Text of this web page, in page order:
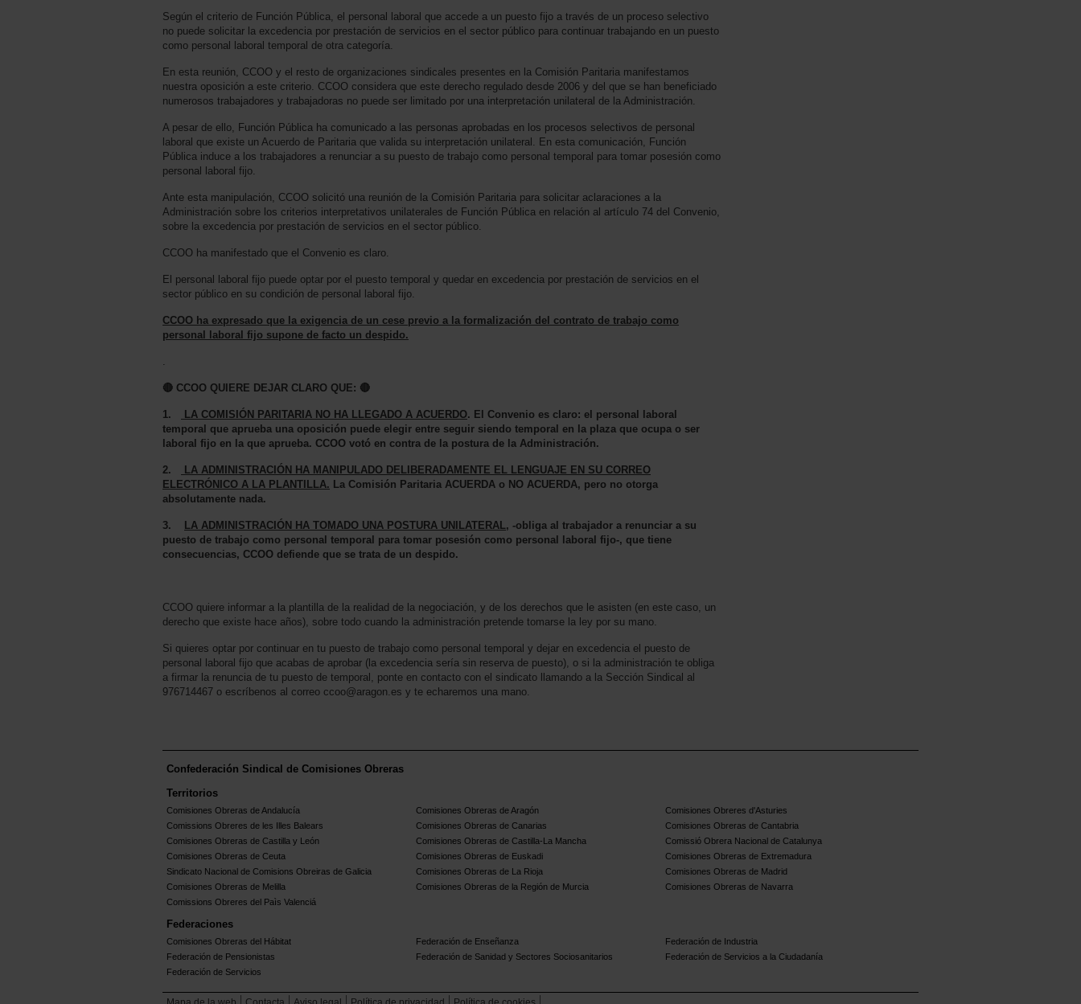
Según el criterio de Función Pública, el personal laboral que accede a un puesto fijo a través de un proceso selectivo
no puede solicitar la excedencia por prestación de servicios en el sector público para continuar trabajando en un puesto
como personal laboral temporal de otra categoría.
En esta reunión, CCOO y el resto de organizaciones sindicales presentes en la Comisión Paritaria manifestamos
nuestra oposición a este criterio. CCOO considera que este derecho regulado desde 2006 y del que se han beneficiado
numerosos trabajadores y trabajadoras no puede ser limitado por una interpretación unilateral de la Administración.
A pesar de ello, Función Pública ha comunicado a las personas aprobadas en los procesos selectivos de personal
laboral que existe un Acuerdo de Paritaria que valida su interpretación unilateral. En esta comunicación, Función
Pública induce a los trabajadores a renunciar a su puesto de trabajo como personal temporal para tomar posesión como
personal laboral fijo.
Ante esta manipulación, CCOO solicitó una reunión de la Comisión Paritaria para solicitar aclaraciones a la
Administración sobre los criterios interpretativos unilaterales de Función Pública en relación al artículo 74 del Convenio,
sobre la excedencia por prestación de servicios en el sector público.
CCOO ha manifestado que el Convenio es claro.
El personal laboral fijo puede optar por el puesto temporal y quedar en excedencia por prestación de servicios en el
sector público en su condición de personal laboral fijo.
CCOO ha expresado que la exigencia de un cese previo a la formalización del contrato de trabajo como
personal laboral fijo supone de facto un despido.
.
🔴 CCOO QUIERE DEJAR CLARO QUE: 🔴
1. LA COMISIÓN PARITARIA NO HA LLEGADO A ACUERDO. El Convenio es claro: el personal laboral
temporal que aprueba una oposición puede elegir entre seguir siendo temporal en la plaza que ocupa o ser
laboral fijo en la que aprueba. CCOO votó en contra de la postura de la Administración.
2.
LA ADMINISTRACIÓN HA MANIPULADO DELIBERADAMENTE EL LENGUAJE EN SU CORREO
ELECTRÓNICO A LA PLANTILLA. La Comisión Paritaria ACUERDA o NO ACUERDA, pero no otorga
absolutamente nada.
3. LA ADMINISTRACIÓN HA TOMADO UNA POSTURA UNILATERAL, -obliga al trabajador a renunciar a su
puesto de trabajo como personal temporal para tomar posesión como personal laboral fijo-, que tiene
consecuencias, CCOO defiende que se trata de un despido.
CCOO quiere informar a la plantilla de la realidad de la negociación, y de los derechos que le asisten (en este caso, un
derecho que existe hace años), sobre todo cuando la administración pretende tomarse la ley por su mano.
Si quieres optar por continuar en tu puesto de trabajo como personal temporal y dejar en excedencia el puesto de
personal laboral fijo que acabas de aprobar (la excedencia sería sin reserva de puesto), o si la administración te obliga
a firmar la renuncia de tu puesto de temporal, ponte en contacto con el sindicato llamando a la Sección Sindical al
976714467 o escríbenos al correo ccoo@aragon.es y te echaremos una mano.
Confederación Sindical de Comisiones Obreras
Territorios
Comisiones Obreras de Andalucía Comisiones Obreras de Aragón
Comisiones Obreres d'Asturies
Comissions Obreres de les Illes Balears
Comisiones Obreras de Canarias
Comisiones Obreras de Cantabria
Comisiones Obreras de Castilla y León
Comisiones Obreras de Castilla-La Mancha
Comissió Obrera Nacional de Catalunya
Comisiones Obreras de Ceuta
Comisiones Obreras de Euskadi
Comisiones Obreras de Extremadura
Sindicato Nacional de Comisions Obreiras de Galicia
Comisiones Obreras de La Rioja
Comisiones Obreras de Madrid
Comisiones Obreras de Melilla
Comisiones Obreras de la Región de Murcia
Comisiones Obreras de Navarra
Comissions Obreres del Paìs Valenciá
Federaciones
Comisiones Obreras del Hábitat Federación de Enseñanza
Federación de Industria
Federación de Pensionistas
Federación de Sanidad y Sectores Sociosanitarios
Federación de Servicios a la Ciudadanía
Federación de Servicios